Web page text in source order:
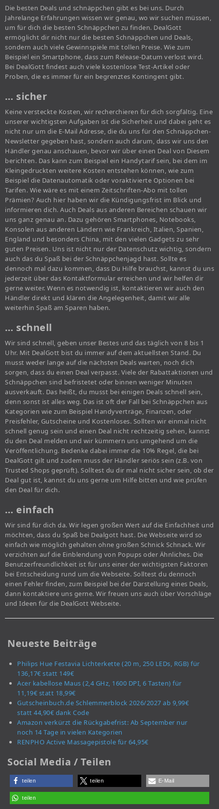
Die besten Deals und schnäppchen gibt es bei uns. Durch
Jahrelange Erfahrungen wissen wir genau, wo wir suchen müssen,
um für dich die besten Schnäppchen zu finden. DealGott
ermöglicht dir nicht nur die besten Schnäppchen und Deals,
sondern auch viele Gewinnspiele mit tollen Preise. Wie zum
Beispiel ein Smartphone, dass zum Release-Datum verlost wird.
Bei DealGott findest auch viele kostenlose Test-Artikel oder
Proben, die es immer für ein begrenztes Kontingent gibt.
… sicher
Keine versteckte Kosten, wir recherchieren für dich sorgfältig. Eine
unserer wichtigsten Aufgaben ist die Sicherheit und dabei geht es
nicht nur um die E-Mail Adresse, die du uns für den Schnäppchen-
Newsletter gegeben hast, sondern auch darum, dass wir uns den
Händler genau anschauen, bevor wir über einen Deal von Diesem
berichten. Das kann zum Beispiel ein Handytarif sein, bei dem im
Kleingedruckten weitere Kosten entstehen können, wie zum
Beispiel die Datenautomatik oder voraktivierte Optionen bei
Tarifen. Wie wäre es mit einem Zeitschriften-Abo mit tollen
Prämien? Auch hier haben wir die Kündigungsfrist im Blick und
informieren dich. Auch Deals aus anderen Bereichen schauen wir
uns ganz genau an. Dazu gehören Smartphones, Notebooks,
Konsolen aus anderen Ländern wie Frankreich, Italien, Spanien,
England und besonders China, mit den vielen Gadgets zu sehr
guten Preisen. Uns ist nicht nur der Datenschutz wichtig, sondern
auch das du Spaß bei der Schnäppchenjagd hast. Sollte es
dennoch mal dazu kommen, dass Du Hilfe brauchst, kannst du uns
jederzeit über das Kontaktformular erreichen und wir helfen dir
gerne weiter. Wenn es notwendig ist, kontaktieren wir auch den
Händler direkt und klären die Angelegenheit, damit wir alle
weiterhin Spaß am Sparen haben.
… schnell
Wir sind schnell, geben unser Bestes und das täglich von 8 bis 1
Uhr. Mit DealGott bist du immer auf dem aktuellsten Stand. Du
musst weder lange auf die nächsten Deals warten, noch dich
sorgen, dass du einen Deal verpasst. Viele der Rabattaktionen und
Schnäppchen sind befristetet oder binnen weniger Minuten
ausverkauft. Das heißt, du musst bei einigen Deals schnell sein,
denn sonst ist alles weg. Das ist oft der Fall bei Schnäppchen aus
Kategorien wie zum Beispiel Handyverträge, Finanzen, oder
Preisfehler, Gutscheine und Kostenloses. Sollten wir einmal nicht
schnell genug sein und einen Deal nicht rechtzeitig sehen, kannst
du den Deal melden und wir kümmern uns umgehend um die
Veröffentlichung. Bedenke dabei immer die 10% Regel, die bei
DealGott gilt und zudem muss der Händler seriös sein (z.B. von
Trusted Shops geprüft). Solltest du dir mal nicht sicher sein, ob der
Deal gut ist, kannst du uns gerne um Hilfe bitten und wie prüfen
den Deal für dich.
… einfach
Wir sind für dich da. Wir legen großen Wert auf die Einfachheit und
möchten, dass du Spaß bei Dealgott hast. Die Webseite wird so
einfach wie möglich gehalten ohne großen Schnick Schnack. Wir
verzichten auf die Einblendung von Popups oder Ähnliches. Die
Benutzerfreundlichkeit ist für uns einer der wichtigsten Faktoren
bei Entscheidung rund um die Webseite. Solltest du dennoch
einen Fehler finden, zum Beispiel bei der Darstellung eines Deals,
dann kontaktiere uns gerne. Wir freuen uns auch über Vorschläge
und Ideen für die DealGott Webseite.
Neueste Beiträge
Philips Hue Festavia Lichterkette (20 m, 250 LEDs, RGB) für
136,17€ statt 149€
Acer kabellose Maus (2,4 GHz, 1600 DPI, 6 Tasten) für
11,19€ statt 18,99€
Gutscheinbuch.de Schlemmerblock 2026/2027 ab 9,99€
statt 44,90€ dank Code
Amazon verkürzt die Rückgabefrist: Ab September nur
noch 14 Tage in vielen Kategorien
RENPHO Active Massagepistole für 64,95€
Social Media / Teilen
teilen teilen E-Mail
teilen